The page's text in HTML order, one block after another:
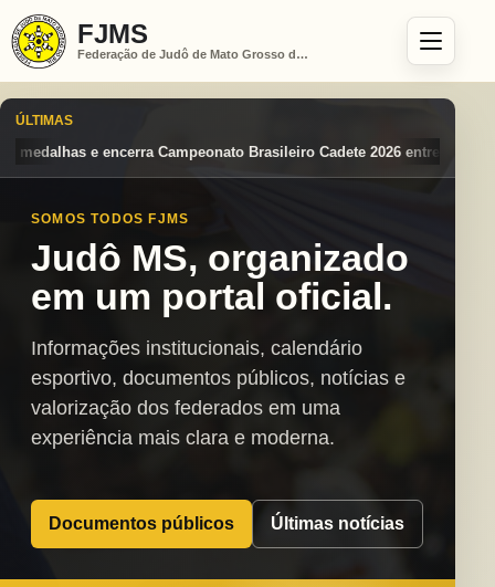
FJMS
Federação de Judô de Mato Grosso do Sul
ÚLTIMAS
Brasileiro Cadete 2026 entre os destaques nacionais Mato Grosso
SOMOS TODOS FJMS
Judô MS, organizado
em um portal oficial.
Informações institucionais, calendário
esportivo, documentos públicos, notícias e
valorização dos federados em uma
experiência mais clara e moderna.
Documentos públicos Últimas notícias